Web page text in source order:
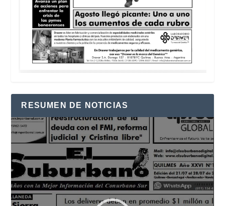
RESUMEN DE NOTICIAS
Reproductor
de
vídeo